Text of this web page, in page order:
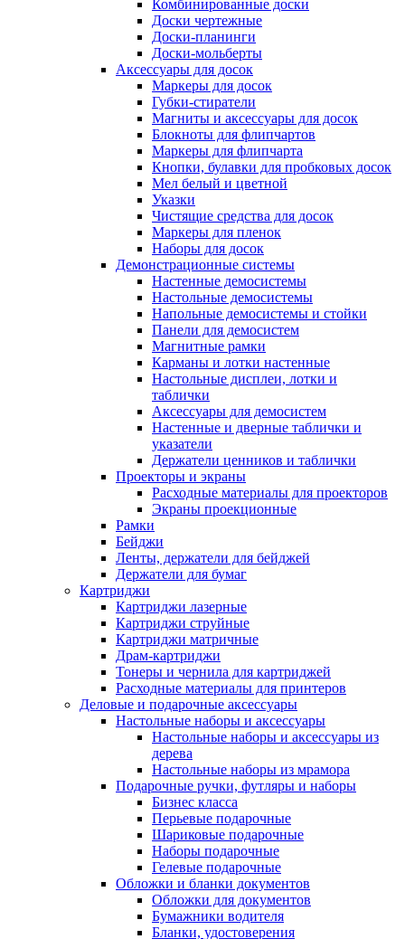
Комбинированные доски
Доски чертежные
Доски-планинги
Доски-мольберты
Аксессуары для досок
Маркеры для досок
Губки-стиратели
Магниты и аксессуары для досок
Блокноты для флипчартов
Маркеры для флипчарта
Кнопки, булавки для пробковых досок
Мел белый и цветной
Указки
Чистящие средства для досок
Маркеры для пленок
Наборы для досок
Демонстрационные системы
Настенные демосистемы
Настольные демосистемы
Напольные демосистемы и стойки
Панели для демосистем
Магнитные рамки
Карманы и лотки настенные
Настольные дисплеи, лотки и
таблички
Аксессуары для демосистем
Настенные и дверные таблички и
указатели
Держатели ценников и таблички
Проекторы и экраны
Расходные материалы для проекторов
Экраны проекционные
Рамки
Бейджи
Ленты, держатели для бейджей
Держатели для бумаг
Картриджи
Картриджи лазерные
Картриджи струйные
Картриджи матричные
Драм-картриджи
Тонеры и чернила для картриджей
Расходные материалы для принтеров
Деловые и подарочные аксессуары
Настольные наборы и аксессуары
Настольные наборы и аксессуары из
дерева
Настольные наборы из мрамора
Подарочные ручки, футляры и наборы
Бизнес класса
Перьевые подарочные
Шариковые подарочные
Наборы подарочные
Гелевые подарочные
Обложки и бланки документов
Обложки для документов
Бумажники водителя
Бланки, удостоверения